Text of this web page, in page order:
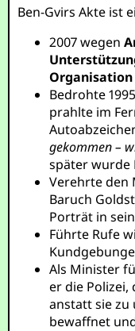
Ben-Gvirs Akte ist
2007 wegen
Organisation
Bedrohte
prahlte im
gekommen –
später wurde
Verehrte den
Baruch
Porträt in
Führte Rufe
Als Minister
er die Polizei,
anstatt sie
bewaffnet